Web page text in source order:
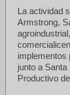
La actividad
Armstrong,
implementos
junto a
Productivo